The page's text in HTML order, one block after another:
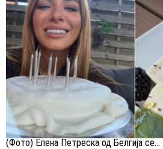
(Фото) Елена Петреска од Белгија се...